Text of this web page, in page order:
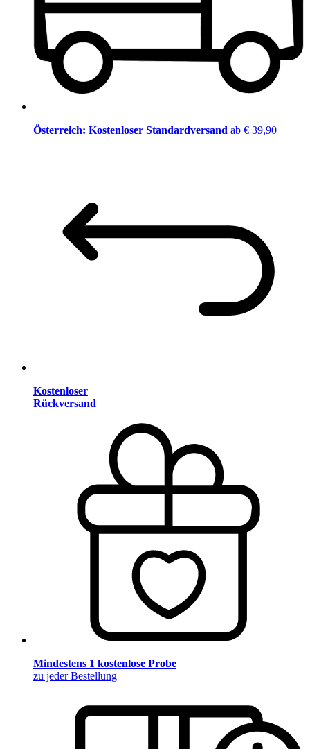
Österreich: Kostenloser Standardversand ab € 39,90
Kostenloser
Rückversand
Mindestens 1 kostenlose Probe
zu jeder Bestellung